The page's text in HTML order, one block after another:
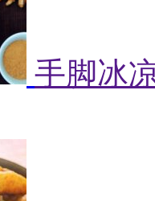
手脚冰